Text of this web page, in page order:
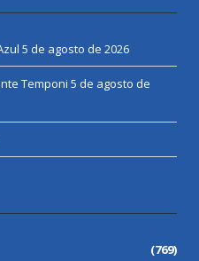
5 de agosto de 2026
Temponi 5 de agosto de
(769)